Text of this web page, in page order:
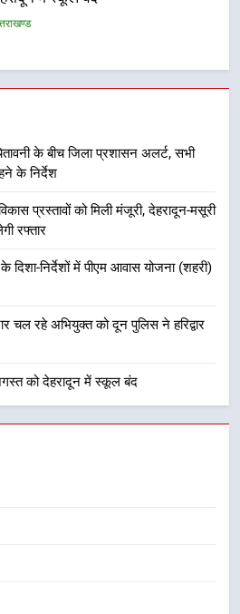
शिवभक्तों के लिए बनाया सुरक्षित
शुभारंभ
सुरक्षा पर डीएम का सख्त एक्शन,
समीक्षा
पर रहने के निर्देश
चेतावनी के बीच जिला प्रशासन अलर्ट, सभी
के निर्देश
प्रस्तावों को मिली मंजूरी, देहरादून-मसूरी
रफ्तार
दिशा-निर्देशों में पीएम आवास योजना (शहरी)
चल रहे अभियुक्त को दून पुलिस ने हरिद्वार
को देहरादून में स्कूल बंद